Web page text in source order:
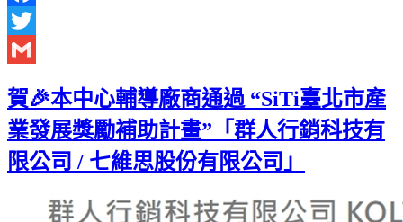
Facebook
Twitter
賀🎉本中心輔導廠商通過 “SiTi臺北市產
業發展獎勵補助計畫”「群人行銷科技有
限公司 / 七維思股份有限公司」